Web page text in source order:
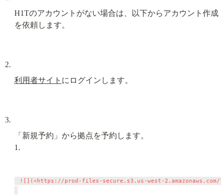
H1Tのアカウントがない場合は、以下からアカウント作成
を依頼します。
利用者サイト にログインします。
「新規予約」から拠点を予約します。
1.
![](<https://prod-files-secure.s3.us-west-2.amazonaws.com/